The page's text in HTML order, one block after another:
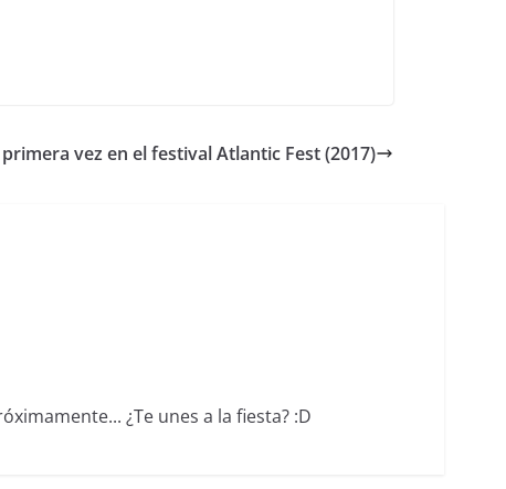
vez en el festival Atlantic Fest (2017)
¿Te unes a la fiesta? :D